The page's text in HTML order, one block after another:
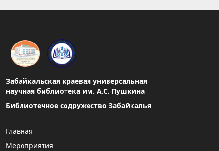
Забайкальская краевая универсальная
научная библиотека им. А.С. Пушкина
Библиотечное содружество Забайкалья
Главная
Мероприятия